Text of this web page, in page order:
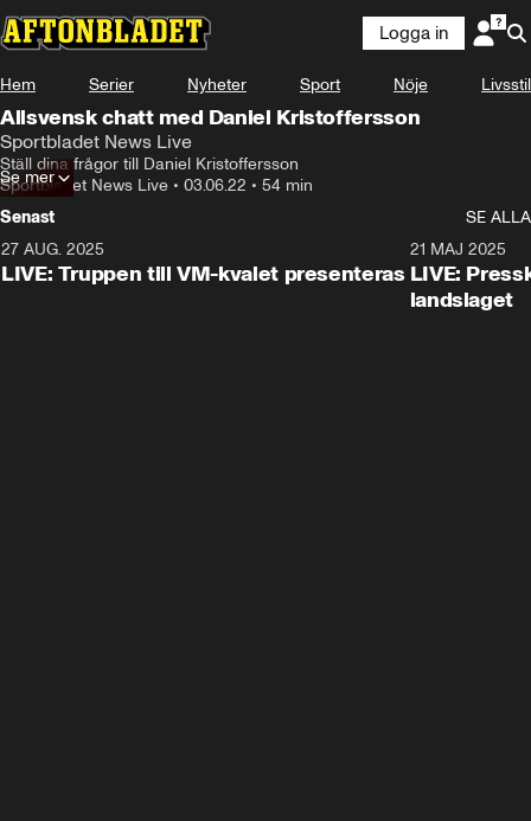
Logga in
Hem Serier Nyheter Sport Nöje Livsstil
Allsvensk chatt med Daniel Kristoffersson
Sportbladet News Live
Ställ dina frågor till Daniel Kristoffersson
Sportbladet News Live • 03.06.22 • 54 min
Se mer
Senast
SE ALLA
27 AUG. 2025
LIVE: Truppen till VM-kvalet presenteras
21 MAJ 2025
LIVE:
landslaget